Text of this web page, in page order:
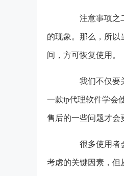
注意事项之二
的现象。那么，所以
间，方可恢复使用。
我们不仅要关
一款ip代理软件学会
售后的一些问题才会
很多使用者会
考虑的关键因素，但